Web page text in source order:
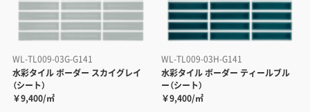
WL-TL009-03G-G141
水彩タイル ボーダー スカイグレイ
（シート）
￥9,400/㎡
WL-TL009-03H-G141
水彩タイル ボーダー ティールブル
ー（シート）
￥9,400/㎡